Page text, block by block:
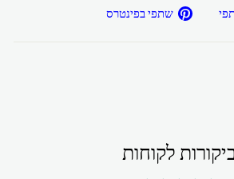
שתפ/י שתפי בפינטרס
לקוחות